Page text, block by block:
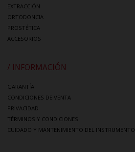
EXTRACCIÓN
ORTODONCIA
PROSTÉTICA
ACCESORIOS
/ INFORMACIÓN
GARANTÍA
CONDICIONES DE VENTA
PRIVACIDAD
TÉRMINOS Y CONDICIONES
CUIDADO Y MANTENIMIENTO DEL INSTRUMENTO